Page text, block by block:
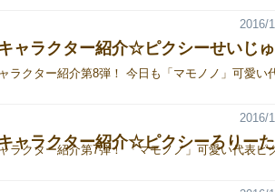
ャラクター紹介☆ピクシーせいじ
2016/
ャラクター紹介☆ピクシーろりー
2016/